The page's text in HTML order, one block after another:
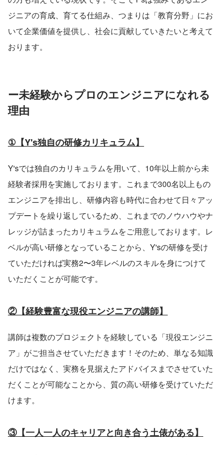
ジニアの育成、育てる仕組み、つまりは「教育分野」にお
いて企業価値を提供し、社会に貢献していきたいと考えて
おります。
ー未経験からプロのエンジニアになれる
理由
①【Y's独自の研修カリキュラム】
Y'sでは独自のカリキュラムを用いて、10年以上前から未
経験者採用を実施しております。これまで300名以上もの
エンジニアを排出し、研修内容も時代に合わせて日々アッ
プデートを繰り返しているため、これまでのノウハウやナ
レッジが詰まったカリキュラムをご用意しております。レ
ベルが高い研修となっていることから、Y'sの研修を受け
ていただければ実務2〜3年レベルのスキルを身につけて
いただくことが可能です。
②【経験豊富な現役エンジニアの講師】
講師は複数のプロジェクトを経験している「現役エンジニ
ア」がご担当させていただきます！そのため、単なる知識
だけではなく、実務を見据えたアドバイスまでさせていた
だくことが可能なことから、質の高い研修を受けていただ
けます。
③【一人一人のキャリアと向き合う土俵がある】